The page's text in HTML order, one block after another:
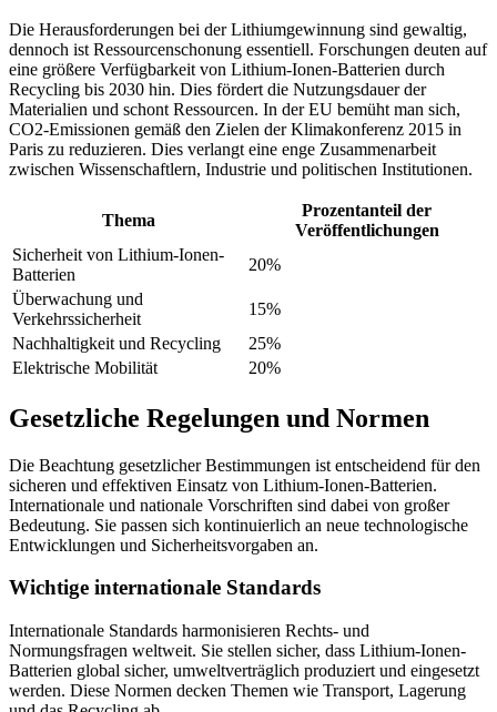
Die Herausforderungen bei der Lithiumgewinnung sind gewaltig,
dennoch ist Ressourcenschonung essentiell. Forschungen deuten auf
eine größere Verfügbarkeit von Lithium-Ionen-Batterien durch
Recycling bis 2030 hin. Dies fördert die Nutzungsdauer der
Materialien und schont Ressourcen. In der EU bemüht man sich,
CO2-Emissionen gemäß den Zielen der Klimakonferenz 2015 in
Paris zu reduzieren. Dies verlangt eine enge Zusammenarbeit
zwischen Wissenschaftlern, Industrie und politischen Institutionen.
Thema
Prozentanteil der
Veröffentlichungen
Sicherheit von Lithium-Ionen-
Batterien
20%
Überwachung und
Verkehrssicherheit
15%
Nachhaltigkeit und Recycling
25%
Elektrische Mobilität
20%
Gesetzliche Regelungen und Normen
Die Beachtung gesetzlicher Bestimmungen ist entscheidend für den
sicheren und effektiven Einsatz von Lithium-Ionen-Batterien.
Internationale und nationale Vorschriften sind dabei von großer
Bedeutung. Sie passen sich kontinuierlich an neue technologische
Entwicklungen und Sicherheitsvorgaben an.
Wichtige internationale Standards
Internationale Standards harmonisieren Rechts- und
Normungsfragen weltweit. Sie stellen sicher, dass Lithium-Ionen-
Batterien global sicher, umweltverträglich produziert und eingesetzt
werden. Diese Normen decken Themen wie Transport, Lagerung